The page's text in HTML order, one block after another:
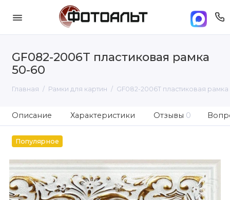
GF082-2006T пластиковая рамка
50-60
Главная Рамки для картин GF082-2006T пластиковая
Описание Характеристики Отзывы 0
Популярное